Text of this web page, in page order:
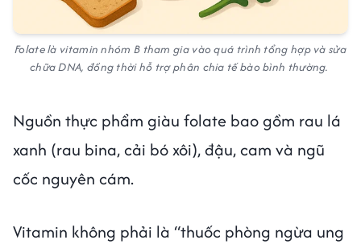
Folate là vitamin nhóm B tham gia vào quá trình tổng hợp và sửa
chữa DNA, đồng thời hỗ trợ phân chia tế bào bình thường.
Nguồn thực phẩm giàu folate bao gồm rau lá
xanh (rau bina, cải bó xôi), đậu, cam và ngũ
cốc nguyên cám.
Vitamin không phải là “thuốc phòng ngừa ung